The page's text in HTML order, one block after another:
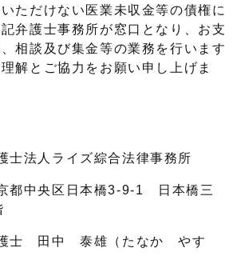
ただけない医業未収金等の債権に
弁護士事務所が窓口となり、お支
相談及び集金等の業務を行います
解とご協力をお願い申し上げま
人ライズ綜合法律事務所
中央区日本橋3-9-1 日本橋三
田中 泰雄（たなか やす